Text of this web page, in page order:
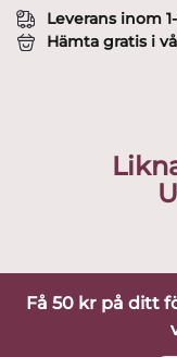
Jansson
mängd
Leverans inom
Hämta gratis i
Få 50 kr på ditt